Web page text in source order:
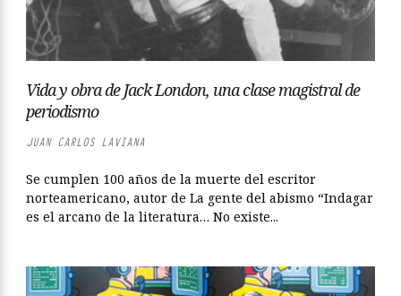
Vida y obra de Jack London, una clase magistral de
periodismo
JUAN CARLOS LAVIANA
Se cumplen 100 años de la muerte del escritor
norteamericano, autor de La gente del abismo “Indagar
es el arcano de la literatura… No existe...